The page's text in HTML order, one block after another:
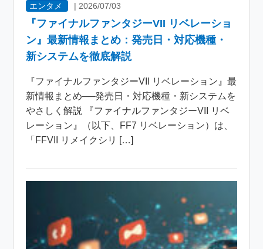
エンタメ | 2026/07/03
『ファイナルファンタジーVII リベレーショ
ン』最新情報まとめ：発売日・対応機種・
新システムを徹底解説
『ファイナルファンタジーVII リベレーション』最
新情報まとめ──発売日・対応機種・新システムを
やさしく解説 『ファイナルファンタジーVII リベ
レーション』（以下、FF7 リベレーション）は、
「FFVII リメイクシリ […]